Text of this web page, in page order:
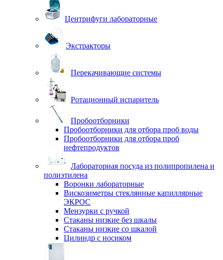
Центрифуги лабораторные
Экстракторы
Перекачивающие системы
Ротационный испаритель
Пробоотборники
Пробоотборники для отбора проб воды
Пробоотборники для отбора проб
нефтепродуктов
Лабораторная посуда из полипропилена и
полиэтилена
Воронки лабораторные
Вискозиметры стеклянные капиллярные
ЭКРОС
Мензурки с ручкой
Стаканы низкие без шкалы
Стаканы низкие со шкалой
Цилиндр с носиком